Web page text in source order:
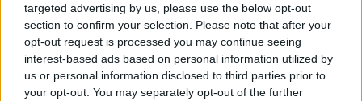
targeted advertising by us, please use the below opt-out
section to confirm your selection. Please note that after your
opt-out request is processed you may continue seeing
interest-based ads based on personal information utilized by
us or personal information disclosed to third parties prior to
your opt-out. You may separately opt-out of the further